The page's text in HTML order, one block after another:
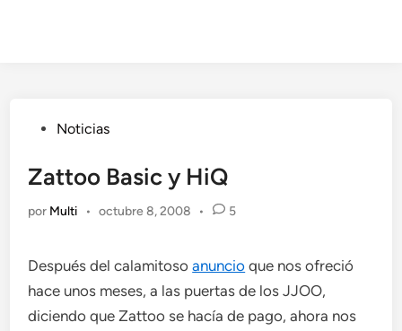
Publicado
Noticias
Zattoo Basic y HiQ
por Multi • octubre 8, 2008 • 5
Después del calamitosoanuncio que nos ofreció
hace unos meses, a las puertas de los JJOO,
diciendo que Zattoo se hacía de pago, ahora nos